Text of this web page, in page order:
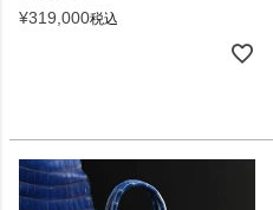
¥319,000税込